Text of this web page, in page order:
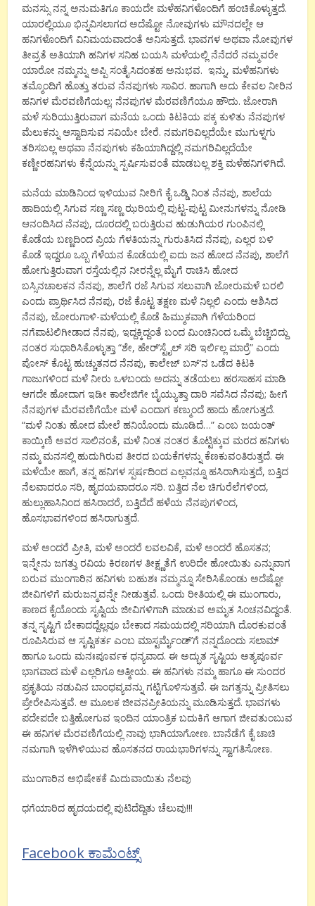
ಮನಸ್ಸು ನನ್ನ ಅನುಮತಿಗೂ ಕಾಯದೇ ಮಳೆಹನಿಗಳೊಂದಿಗೆ ಹಂಚಿಕೊಳ್ಳುತ್ತದೆ.
ಯಾರಲ್ಲಿಯೂ ಭಿನ್ನವಿಸಲಾಗದ ಅದೆಷ್ಟೋ ನೋವುಗಳು ಮೌನದಲ್ಲೇ ಆ
ಹನಿಗಳೊಂದಿಗೆ ವಿನಿಮಯವಾದಂತೆ ಅನಿಸುತ್ತದೆ. ಭಾವಗಳ ಅಥವಾ ನೋವುಗಳ
ತೀವ್ರತೆ ಅತಿಯಾಗಿ ಹನಿಗಳ ಸನಿಹ ಬಯಸಿ ಮಳೆಯಲ್ಲಿ ನೆನೆದರೆ ನಮ್ಮವರೇ
ಯಾರೋ ನಮ್ಮನ್ನು ಅಪ್ಪಿ ಸಂತೈಸಿದಂತಹ ಅನುಭವ. ಇನ್ನು, ಮಳೆಹನಿಗಳು
ತಮ್ಮೊಂದಿಗೆ ಹೊತ್ತು ತರುವ ನೆನಪುಗಳು ಸಾವಿರ. ಹಾಗಾಗಿ ಅದು ಕೇವಲ ನೀರಿನ
ಹನಿಗಳ ಮೆರವಣಿಗೆಯಲ್ಲ; ನೆನಪುಗಳ ಮೆರವಣಿಗೆಯೂ ಹೌದು. ಜೋರಾಗಿ
ಮಳೆ ಸುರಿಯುತ್ತಿರುವಾಗ ಮನೆಯ ಒಂದು ಕಿಟಕಿಯ ಪಕ್ಕ ಕುಳಿತು ನೆನಪುಗಳ
ಮೆಲುಕನ್ನು ಆಸ್ವಾದಿಸುವ ಸವಿಯೇ ಬೇರೆ. ನಮಗರಿವಿಲ್ಲದೆಯೇ ಮುಗುಳ್ನಗು
ತರಿಸಬಲ್ಲ ಅಥವಾ ನೆನಪುಗಳು ಕಹಿಯಾಗಿದ್ದಲ್ಲಿ ನಮಗರಿವಿಲ್ಲದೆಯೇ
ಕಣ್ಣೀರಹನಿಗಳು ಕೆನ್ನೆಯನ್ನು ಸ್ಪರ್ಷಿಸುವಂತೆ ಮಾಡಬಲ್ಲ ಶಕ್ತಿ ಮಳೆಹನಿಗಳಿಗಿದೆ.
ಮನೆಯ ಮಾಡಿನಿಂದ ಇಳಿಯುವ ನೀರಿಗೆ ಕೈ ಒಡ್ಡಿ ನಿಂತ ನೆನಪು, ಶಾಲೆಯ
ಹಾದಿಯಲ್ಲಿ ಸಿಗುವ ಸಣ್ಣ ಸಣ್ಣ ಝರಿಯಲ್ಲಿ ಪುಟ್ಟ-ಪುಟ್ಟ ಮೀನುಗಳನ್ನು ನೋಡಿ
ಆನಂದಿಸಿದ ನೆನಪು, ದೂರದಲ್ಲಿ ಬರುತ್ತಿರುವ ಹುಡುಗಿಯರ ಗುಂಪಿನಲ್ಲಿ
ಕೊಡೆಯ ಬಣ್ಣದಿಂದ ಪ್ರಿಯ ಗೆಳತಿಯನ್ನು ಗುರುತಿಸಿದ ನೆನಪು, ಎಲ್ಲರ ಬಳಿ
ಕೊಡೆ ಇದ್ದರೂ ಒಬ್ಬ ಗೆಳೆಯನ ಕೊಡೆಯಲ್ಲಿ ಐದು ಜನ ಹೋದ ನೆನಪು, ಶಾಲೆಗೆ
ಹೋಗುತ್ತಿರುವಾಗ ರಸ್ತೆಯಲ್ಲಿನ ನೀರನ್ನೆಲ್ಲ ಮೈಗೆ ರಾಚಿಸಿ ಹೋದ
ಬಸ್ಸಿನಚಾಲಕನ ನೆನಪು, ಶಾಲೆಗೆ ರಜೆ ಸಿಗುವ ಸಲುವಾಗಿ ಜೋರುಮಳೆ ಬರಲಿ
ಎಂದು ಪ್ರಾರ್ಥಿಸಿದ ನೆನಪು, ರಜೆ ಕೊಟ್ಟ ತಕ್ಷಣ ಮಳೆ ನಿಲ್ಲಲಿ ಎಂದು ಆಶಿಸಿದ
ನೆನಪು, ಜೋರುಗಾಳಿ-ಮಳೆಯಲ್ಲಿ ಕೊಡೆ ಹಿಮ್ಮುಕವಾಗಿ ಗೆಳೆಯರಿಂದ
ನಗೆಪಾಟಲಿಗೀಡಾದ ನೆನಪು, ಇದ್ದಕ್ಕಿದ್ದಂತೆ ಬಂದ ಮಿಂಚಿನಿಂದ ಒಮ್ಮೆ ಬೆಚ್ಚಿಬಿದ್ದು
ನಂತರ ಸುಧಾರಿಸಿಕೊಳ್ಳುತ್ತಾ “ಶೇ, ಹೇರ್’ಸ್ಟೈಲ್ ಸರಿ ಇರ್ಲಿಲ್ಲ ಮಾರ್ರೆ” ಎಂದು
ಪೋಸ್ ಕೊಟ್ಟ ಹುಚ್ಚುತನದ ನೆನಪು, ಕಾಲೇಜ್ ಬಸ್’ನ ಒಡೆದ ಕಿಟಕಿ
ಗಾಜುಗಳಿಂದ ಮಳೆ ನೀರು ಒಳಬಂದು ಅದನ್ನು ತಡೆಯಲು ಹರಸಾಹಸ ಮಾಡಿ
ಆಗದೇ ಹೋದಾಗ ಇಡೀ ಕಾಲೇಜಿಗೇ ಬೈಯ್ಯುತ್ತಾ ದಾರಿ ಸವೆಸಿದ ನೆನಪು; ಹೀಗೆ
ನೆನಪುಗಳ ಮೆರವಣಿಗೆಯೇ ಮಳೆ ಎಂದಾಗ ಕಣ್ಮುಂದೆ ಹಾದು ಹೋಗುತ್ತದೆ.
“ಮಳೆ ನಿಂತು ಹೋದ ಮೇಲೆ ಹನಿಯೊಂದು ಮೂಡಿದೆ…” ಎಂಬ ಜಯಂತ್
ಕಾಯ್ಕಿಣಿ ಅವರ ಸಾಲಿನಂತೆ, ಮಳೆ ನಿಂತ ನಂತರ ತೊಟ್ಟಿಕ್ಕುವ ಮರದ ಹನಿಗಳು
ನಮ್ಮ ಮನಸಲ್ಲಿ ಹುದುಗಿರುವ ತೀರದ ಬಯಕೆಗಳನ್ನು ಕೆಣಕುವಂತಿರುತ್ತದೆ. ಈ
ಮಳೆಯೇ ಹಾಗೆ, ತನ್ನ ಹನಿಗಳ ಸ್ಪರ್ಷದಿಂದ ಎಲ್ಲವನ್ನೂ ಹಸಿರಾಗಿಸುತ್ತದೆ, ಬತ್ತಿದ
ನೆಲವಾದರೂ ಸರಿ, ಹೃದಯವಾದರೂ ಸರಿ. ಬತ್ತಿದ ನೆಲ ಚಿಗುರೆಲೆಗಳಿಂದ,
ಹುಲ್ಲುಹಾಸಿನಿಂದ ಹಸಿರಾದರೆ, ಬತ್ತಿದೆದೆ ಹಳೆಯ ನೆನಪುಗಳಿಂದ,
ಹೊಸಭಾವಗಳಿಂದ ಹಸಿರಾಗುತ್ತದೆ.
ಮಳೆ ಅಂದರೆ ಪ್ರೀತಿ, ಮಳೆ ಅಂದರೆ ಲವಲವಿಕೆ, ಮಳೆ ಅಂದರೆ ಹೊಸತನ;
ಇನ್ನೇನು ಜಗತ್ತು ರವಿಯ ಕಿರಣಗಳ ತೀಕ್ಷ್ಣತೆಗೆ ಉರಿದೇ ಹೋಯಿತು ಎನ್ನುವಾಗ
ಬರುವ ಮುಂಗಾರಿನ ಹನಿಗಳು ಬಹುಶಃ ನಮ್ಮನ್ನೂ ಸೇರಿಸಿಕೊಂಡು ಅದೆಷ್ಟೋ
ಜೀವಿಗಳಿಗೆ ಮರುಜನ್ಮವನ್ನೇ ನೀಡುತ್ತವೆ. ಒಂದು ರೀತಿಯಲ್ಲಿ ಈ ಮುಂಗಾರು,
ಕಾಣದ ಕೈಯೊಂದು ಸೃಷ್ಟಿಯ ಜೀವಿಗಳಿಗಾಗಿ ಮಾಡುವ ಅಮೃತ ಸಿಂಚನವಿದ್ದಂತೆ.
ತನ್ನ ಸೃಷ್ಟಿಗೆ ಬೇಕಾದದ್ದೆಲ್ಲವೂ ಬೇಕಾದ ಸಮಯದಲ್ಲಿ ಸರಿಯಾಗಿ ದೊರಕುವಂತೆ
ರೂಪಿಸಿರುವ ಆ ಸೃಷ್ಟಿಕರ್ತ ಎಂಬ ಮಾಸ್ಟರ್ಮೈಂಡ್’ಗೆ ನನ್ನದೊಂದು ಸಲಾಮ್
ಹಾಗೂ ಒಂದು ಮನಃಪೂರ್ವಕ ಧನ್ಯವಾದ. ಈ ಅದ್ಭುತ ಸೃಷ್ಟಿಯ ಅತ್ಯಪೂರ್ವ
ಭಾಗವಾದ ಮಳೆ ಎಲ್ಲರಿಗೂ ಆತ್ಮೀಯ. ಈ ಹನಿಗಳು ನಮ್ಮ ಹಾಗೂ ಈ ಸುಂದರ
ಪ್ರಕೃತಿಯ ನಡುವಿನ ಬಾಂಧವ್ಯವನ್ನು ಗಟ್ಟಿಗೊಳಿಸುತ್ತವೆ. ಈ ಜಗತ್ತನ್ನು ಪ್ರೀತಿಸಲು
ಪ್ರೇರೇಪಿಸುತ್ತವೆ. ಆ ಮೂಲಕ ಜೀವನಪ್ರೀತಿಯನ್ನು ಮೂಡಿಸುತ್ತದೆ. ಭಾವಗಳು
ಪದೇಪದೇ ಬತ್ತಿಹೋಗುವ ಇಂದಿನ ಯಾಂತ್ರಿಕ ಬದುಕಿಗೆ ಆಗಾಗ ಜೀವತುಂಬುವ
ಈ ಹನಿಗಳ ಮೆರವಣಿಗೆಯಲ್ಲಿ ನಾವು ಭಾಗಿಯಾಗೋಣ. ಬಾನೆಡೆಗೆ ಕೈ ಚಾಚಿ
ನಮಗಾಗಿ ಇಳೆಗಿಳಿಯುವ ಹೊಸತನದ ರಾಯಭಾರಿಗಳನ್ನು ಸ್ವಾಗತಿಸೋಣ.
ಮುಂಗಾರಿನ ಅಭಿಷೇಕಕೆ ಮಿದುವಾಯಿತು ನೆಲವು
ಧಗೆಯಾರಿದ ಹೃದಯದಲ್ಲಿ ಪುಟಿದೆದ್ದಿತು ಚೆಲುವು!!!
Facebook ಕಾಮೆಂಟ್ಸ್